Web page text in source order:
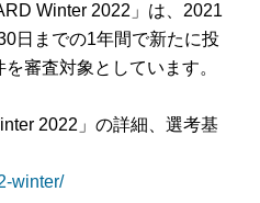
Winter 2022」は、2021
日までの1年間で新たに投
審査対象としています。
2022」の詳細、選考基
winter/